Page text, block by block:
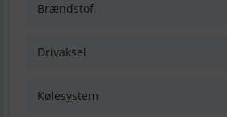
Brændstof
Drivaksel
Kølesystem